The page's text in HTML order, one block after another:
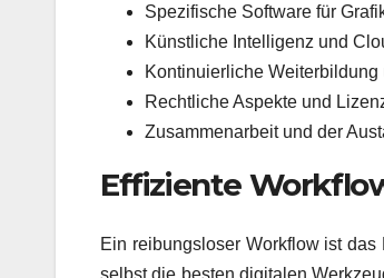
Spezifische Software für
Künstliche Intelligenz und
Kontinuierliche
Rechtliche Aspekte und
Zusammenarbeit und der
Effiziente
Ein reibungsloser Workflow ist